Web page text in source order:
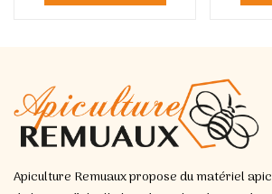
Apiculture Remuaux propose du matériel